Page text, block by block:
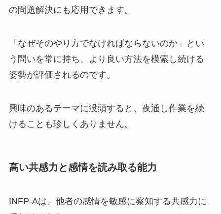
の問題解決にも応用できます。
「なぜそのやり方でなければならないのか」とい
う問いを常に持ち、より良い方法を模索し続ける
姿勢が評価されるのです。
興味のあるテーマに没頭すると、夜通し作業を続
けることも珍しくありません。
高い共感力と感情を読み取る能力
INFP-Aは、他者の感情を敏感に察知する共感力に